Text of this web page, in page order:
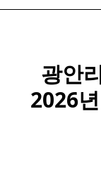
광안
2026